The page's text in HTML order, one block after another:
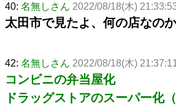
40: 名無しさん 2022/08/18(木)
太田市で見たよ、何の店なの
42: 名無しさん 2022/08/18(木)
コンビニの弁当屋化
ドラッグストアのスーパー化（